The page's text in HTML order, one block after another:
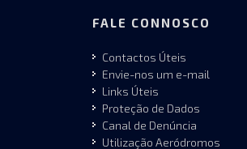
FALE CONNOSCO
Contactos Úteis
Envie-nos um e-mail
Links Úteis
Proteção de Dados
Canal de Denúncia
Utilização Aeródromos